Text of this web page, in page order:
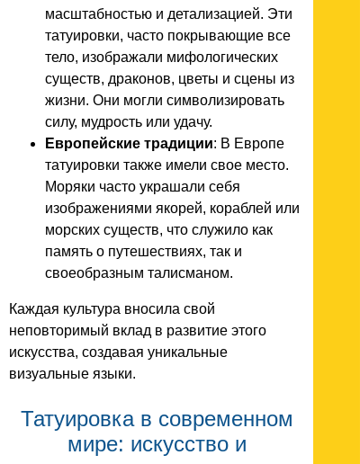
масштабностью и детализацией. Эти
татуировки, часто покрывающие все
тело, изображали мифологических
существ, драконов, цветы и сцены из
жизни. Они могли символизировать
силу, мудрость или удачу.
Европейские традиции: В Европе
татуировки также имели свое место.
Моряки часто украшали себя
изображениями якорей, кораблей или
морских существ, что служило как
память о путешествиях, так и
своеобразным талисманом.
Каждая культура вносила свой
неповторимый вклад в развитие этого
искусства, создавая уникальные
визуальные языки.
Татуировка в современном
мире: искусство и